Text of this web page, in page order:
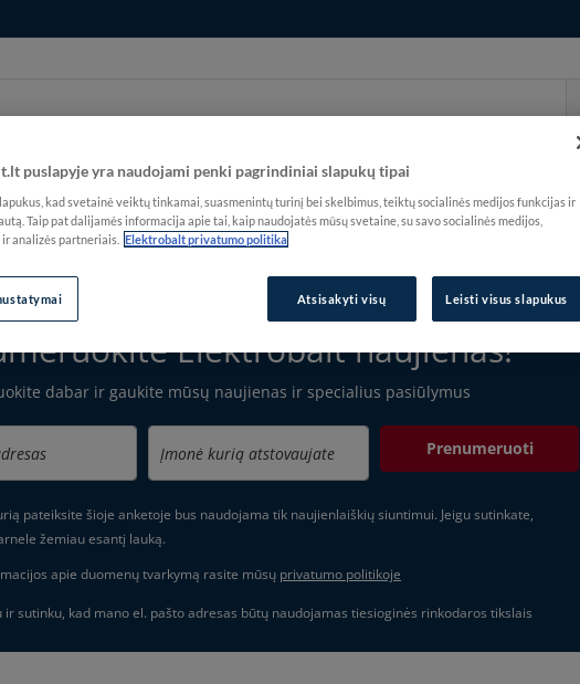
Skyriai Susisiekite su mumis
Elektrobalt naujienas!
dabar ir gaukite mūsų naujienas ir specialius pasiūlymus
Prenumeruoti
pateiksite šioje anketoje bus naudojama tik naujienlaiškių siuntimui. Jeigu sutinkate,
žemiau esantį lauką.
apie duomenų tvarkymą rasite mūsų privatumo politikoje
sutinku, kad mano el. pašto adresas būtų naudojamas tiesioginės rinkodaros tikslais
puslapyje yra naudojami penki pagrindiniai slapukų tipai
kad svetainė veiktų tinkamai, suasmenintų turinį bei skelbimus, teiktų socialinės medijos funkcijas ir
Taip pat dalijamės informacija apie tai, kaip naudojatės mūsų svetaine, su savo socialinės medijos,
analizės partneriais. Elektrobalt privatumo politika
Atsisakyti visų Leisti visus slapukus